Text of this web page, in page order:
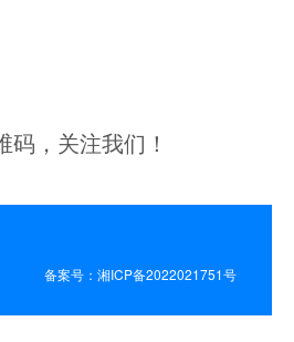
码，关注我们！
备案号：湘ICP备2022021751号